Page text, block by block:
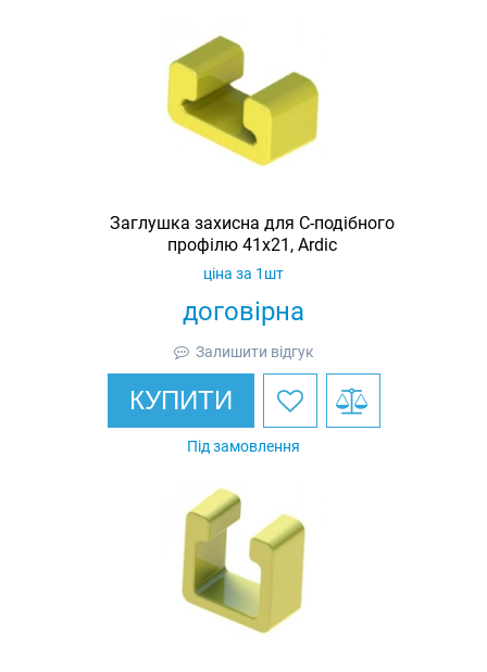
Заглушка захисна для С-подібного
профілю 41х21, Ardic
договірна
ціна за 1шт
Залишити відгук
КУПИТИ
Під замовлення